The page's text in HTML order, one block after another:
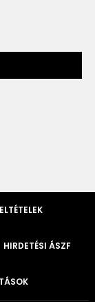
HIRDETÉSI ÁSZF